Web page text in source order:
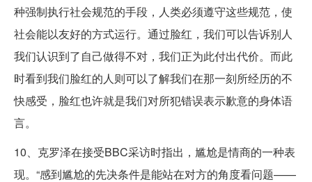
种强制执行社会规范的手段，人类必须遵守这些规范，使
社会能以友好的方式运行。通过脸红，我们可以告诉别人
我们认识到了自己做得不对，我们正为此付出代价。而此
时看到我们脸红的人则可以了解我们在那一刻所经历的不
快感受，脸红也许就是我们对所犯错误表示歉意的身体语
言。
10、克罗泽在接受BBC采访时指出，尴尬是情商的一种表
现。“感到尴尬的先决条件是能站在对方的角度看问题——